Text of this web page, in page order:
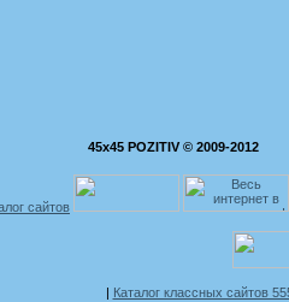
45x45 POZITIV © 2009-2012
Каталог классных сайтов